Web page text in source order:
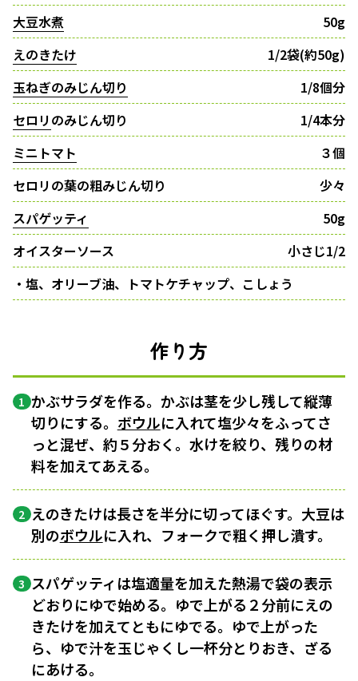
大豆水煮
50g
えのきたけ
1/2袋(約50g)
玉ねぎのみじん切り
1/8個分
セロリ のみじん切り
1/4本分
ミニトマト
３個
セロリの葉の粗みじん切り
少々
スパゲッティ
50g
オイスターソース
小さじ1/2
・塩、オリーブ油、トマトケチャップ、こしょう
作り方
1 かぶサラダを作る。かぶは茎を少し残して縦薄
切りにする。 ボウルに入れて塩少々をふってさ
っと混ぜ、約５分おく。水けを絞り、残りの材
料を加えてあえる。
2 えのきたけは長さを半分に切ってほぐす。大豆は
別のボウルに入れ、フォークで粗く押し潰す。
3 スパゲッティは塩適量を加えた熱湯で袋の表示
どおりにゆで始める。ゆで上がる２分前にえの
きたけを加えてともにゆでる。ゆで上がった
ら、ゆで汁を玉じゃくし一杯分とりおき、ざる
にあける。